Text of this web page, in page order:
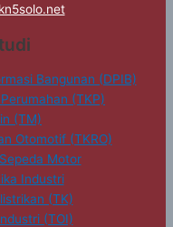
Bangunan (DPIB)
(TKP)
(TM)
Otomotif (TKRO)
Motor
Industri
(TK)
(TOI)